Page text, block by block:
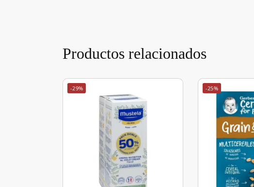
Productos relacionados
-29% -25%